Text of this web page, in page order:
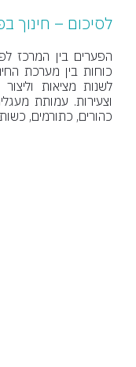
לסיכום – חינוך
הפערים בין המרכז
כוחות בין מערכת
לשנות מציאות
וצעירות. עמותת
כהורים, כתורמים,